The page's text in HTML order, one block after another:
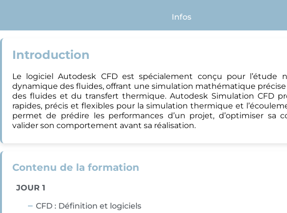
Infos
Introduction
Le logiciel Autodesk CFD est spécialement conçu pour l’étude
dynamique des fluides, offrant une simulation mathématique précise
des fluides et du transfert thermique. Autodesk Simulation CFD
rapides, précis et flexibles pour la simulation thermique et
permet de prédire les performances d’un projet, d’optimiser sa
valider son comportement avant sa réalisation.
Contenu de la formation
JOUR 1
CFD : Définition et logiciels